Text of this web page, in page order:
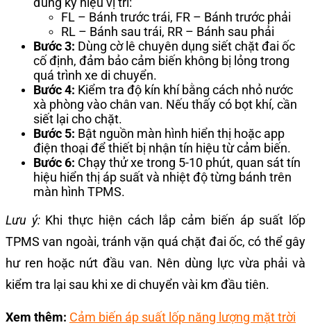
FL – Bánh trước trái, FR – Bánh trước phải
RL – Bánh sau trái, RR – Bánh sau phải
Bước 3: Dùng cờ lê chuyên dụng siết chặt đai ốc
cố định, đảm bảo cảm biến không bị lỏng trong
quá trình xe di chuyển.
Bước 4: Kiểm tra độ kín khí bằng cách nhỏ nước
xà phòng vào chân van. Nếu thấy có bọt khí, cần
siết lại cho chặt.
Bước 5: Bật nguồn màn hình hiển thị hoặc app
điện thoại để thiết bị nhận tín hiệu từ cảm biến.
Bước 6: Chạy thử xe trong 5-10 phút, quan sát tín
hiệu hiển thị áp suất và nhiệt độ từng bánh trên
màn hình TPMS.
Lưu ý:Khi thực hiện cách lắp cảm biến áp suất lốp
TPMS van ngoài, tránh vặn quá chặt đai ốc, có thể gây
hư ren hoặc nứt đầu van. Nên dùng lực vừa phải và
kiểm tra lại sau khi xe di chuyển vài km đầu tiên.
Xem thêm: Cảm biến áp suất lốp năng lượng mặt trời